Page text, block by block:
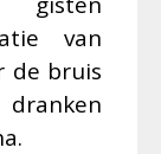
van
de bruis